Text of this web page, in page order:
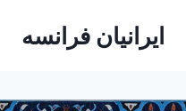
ایرانیان فرانسه